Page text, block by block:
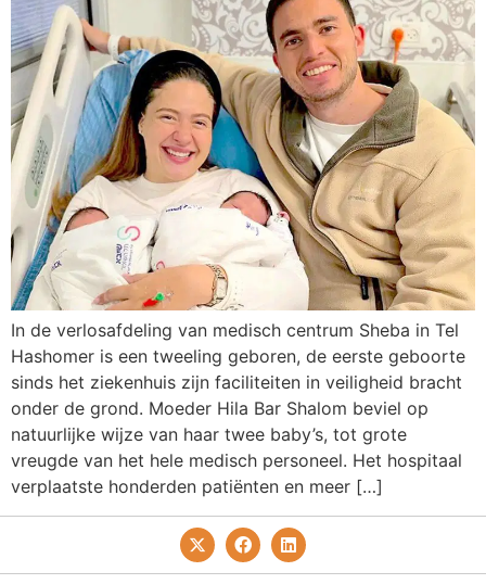
In de verlosafdeling van medisch centrum Sheba in Tel
Hashomer is een tweeling geboren, de eerste geboorte
sinds het ziekenhuis zijn faciliteiten in veiligheid bracht
onder de grond. Moeder Hila Bar Shalom beviel op
natuurlijke wijze van haar twee baby’s, tot grote
vreugde van het hele medisch personeel. Het hospitaal
verplaatste honderden patiënten en meer […]